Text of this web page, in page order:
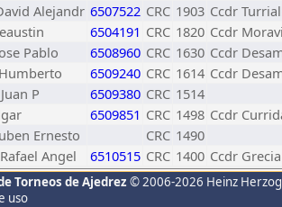
Alejandr 6507522 CRC 1903 Ccdr
6504191 CRC 1820 Ccdr
Pablo 6508960 CRC 1630 Ccdr
6509240 CRC 1614 Ccdr
P 6509380 CRC 1514
6509851 CRC 1498 Ccdr
Ernesto CRC 1490
Angel 6510515 CRC 1400 Ccdr Grecia
Torneos de Ajedrez © 2006-2026 Heinz Herzog
uso